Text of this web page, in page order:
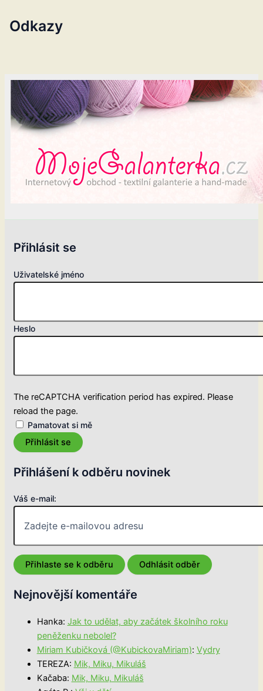
Odkazy
Přihlásit se
Uživatelské jméno
Heslo
The reCAPTCHA verification period has expired. Please
reload the page.
Pamatovat si mě
Přihlásit se
Přihlášení k odběru novinek
Váš e-mail:
Nejnovější komentáře
Hanka: Jak to udělat, aby začátek školního roku
peněženku nebolel?
Miriam Kubičková (@KubickovaMiriam): Vydry
TEREZA: Mik, Miku, Mikuláš
Kačaba: Mik, Miku, Mikuláš